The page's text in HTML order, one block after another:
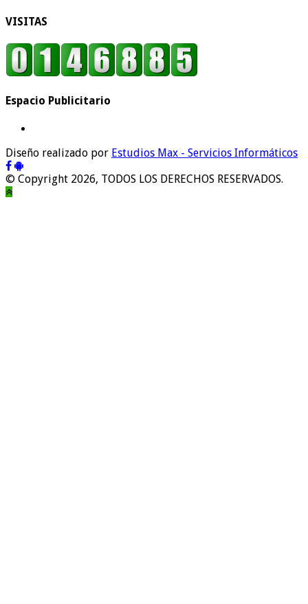
VISITAS
Espacio Publicitario
Diseño realizado por Estudios Max - Servicios Informáticos
© Copyright 2026, TODOS LOS DERECHOS RESERVADOS.